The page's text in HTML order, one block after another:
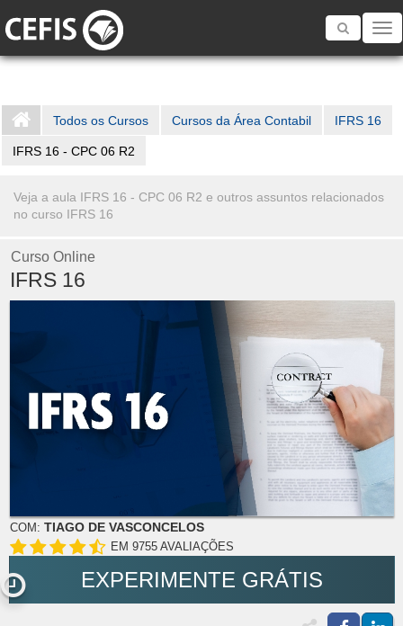
Toggle
Todos os Cursos Cursos da Área Contabil IFRS 16
IFRS 16 - CPC 06 R2
Veja a aula IFRS 16 - CPC 06 R2 e outros assuntos relacionados
no curso IFRS 16
Curso Online
IFRS 16
COM: TIAGO DE VASCONCELOS
EM 9755 AVALIAÇÕES
EXPERIMENTE GRÁTIS